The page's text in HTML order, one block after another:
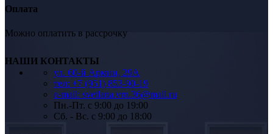
Оплата
Можно оплатить в рассрочку
НАШИ КОНТАКТЫ
ул. 60-й Армии, 29А
тел: +7 (951) 853-90-19
e-mail: svetlana.vrn.36@mail.ru
Пн.-Пт. c 9:00 до 19:00
Сб. - Вс. c 9:00 до 18:00